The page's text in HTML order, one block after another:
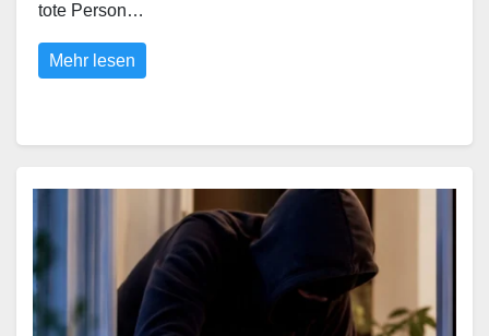
tote Person…
Mehr lesen